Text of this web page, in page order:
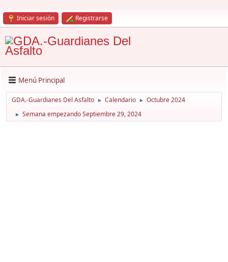
Iniciar sesión Registrarse
Menú Principal
GDA.-Guardianes Del Asfalto ► Calendario ► Octubre 2024
► Semana empezando Septiembre 29, 2024